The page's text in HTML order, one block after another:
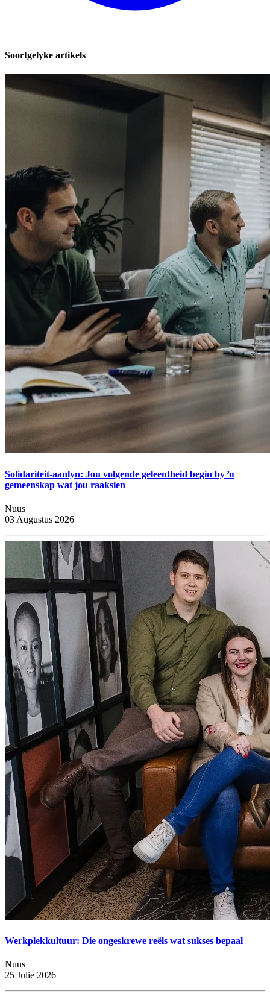
Soortgelyke artikels
Solidariteit-aanlyn: Jou volgende geleentheid begin by ŉ
gemeenskap wat jou raaksien
Nuus
03 Augustus 2026
Werkplekkultuur: Die ongeskrewe reëls wat sukses bepaal
Nuus
25 Julie 2026